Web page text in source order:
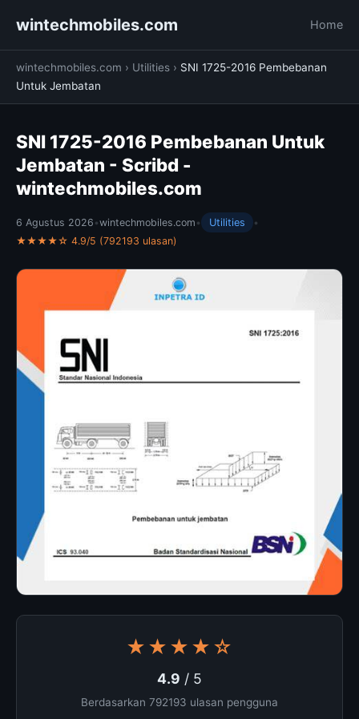
wintechmobiles.com Home
wintechmobiles.com › Utilities › SNI 1725-2016 Pembebanan
Untuk Jembatan
SNI 1725-2016 Pembebanan Untuk
Jembatan - Scribd -
wintechmobiles.com
6 Agustus 2026 •wintechmobiles.com • Utilities
•
★★★★☆ 4.9/5 (792193 ulasan)
★★★★☆
4.9 / 5
Berdasarkan 792193 ulasan pengguna